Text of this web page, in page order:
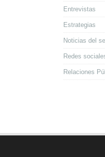
Entrevistas
Estrategias
Noticias del
Redes
Relaciones